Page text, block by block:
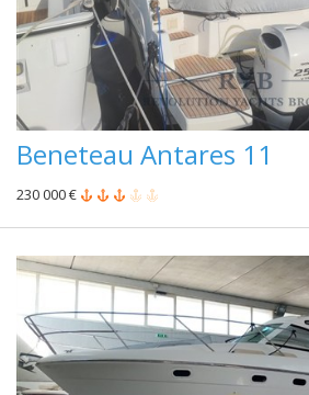
Beneteau Antares 11
230 000 €